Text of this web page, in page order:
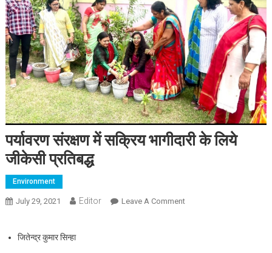
पर्यावरण संरक्षण में सक्रिय भागीदारी के लिये
जीकेसी प्रतिबद्ध
Environment
July 29, 2021 Editor Leave A CommentOn पर्यावरण संरक्षण में सक्रिय
जितेन्द्र कुमार सिन्हा